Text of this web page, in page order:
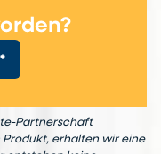
Partnerschaft
erhalten wir eine